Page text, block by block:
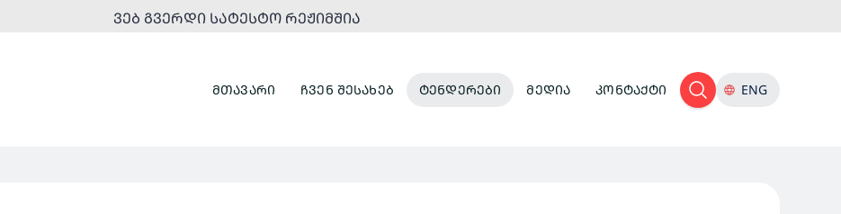
ᲕᲔᲑ ᲒᲕᲔᲠᲓᲘ ᲡᲐᲢᲔᲡᲢᲝ ᲠᲔᲟᲘᲛᲨᲘᲐ
ᲛᲗᲐᲕᲐᲠᲘ ᲩᲕᲔᲜ ᲨᲔᲡᲐᲮᲔᲑ ᲢᲔᲜᲓᲔᲠᲔᲑᲘ ᲛᲔᲓᲘᲐ ᲙᲝᲜᲢᲐᲥᲢᲘ ENG